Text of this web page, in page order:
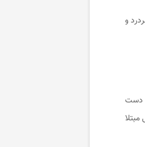
و
دست
مبتلا